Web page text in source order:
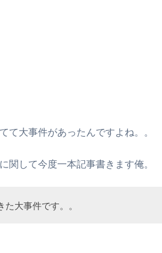
て大事件があったんですよね。。
関して今度一本記事書きます俺。
大事件です。。